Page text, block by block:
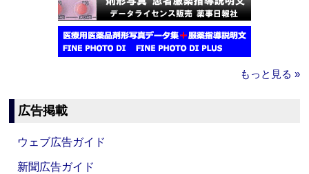
もっと見る »
広告掲載
ウェブ広告ガイド
新聞広告ガイド